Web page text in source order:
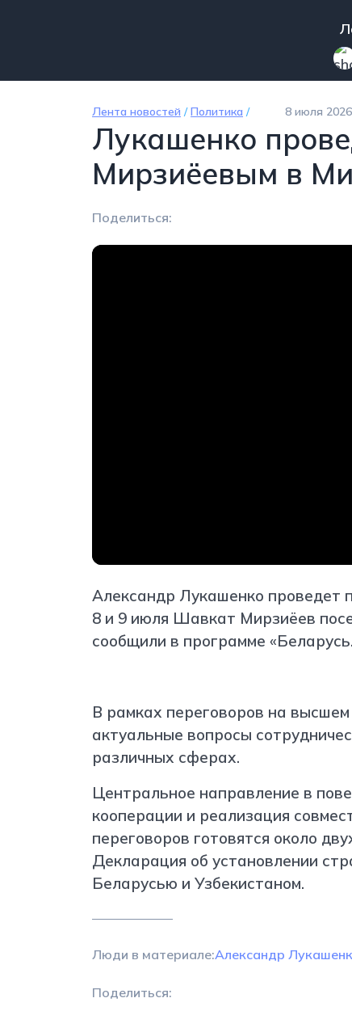
Лента новостей /Политика / 8 июля
Лукашенко
Мирзиёевым в
Поделиться:
Александр Лукашенко проведет
8 и 9 июля Шавкат Мирзиёев
сообщили в программе
В рамках переговоров на
актуальные вопросы
различных сферах.
Центральное направление в
кооперации и реализация
переговоров готовятся около
Декларация об установлении
Беларусью и Узбекистаном.
Люди в материале:Александр
Поделиться: